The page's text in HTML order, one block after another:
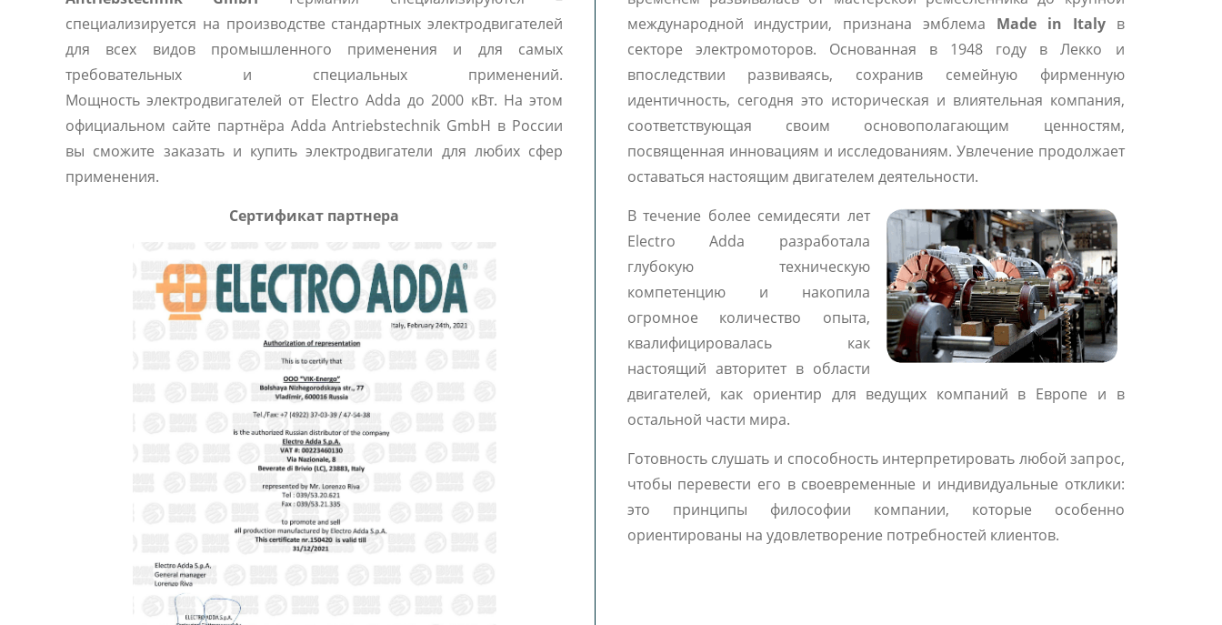
специализируется на производстве стандартных электродвигателей
для всех видов промышленного применения и для самых
требовательных и специальных применений.
Мощность электродвигателей от Electro Adda до 2000 кВт. На этом
официальном сайте партнёра Adda Antriebstechnik GmbH в России
вы сможите заказать и купить электродвигатели для любих сфер
применения.
Сертификат партнера
международной индустрии, признана эмблема Made in Italyв
секторе электромоторов. Основанная в 1948 году в Лекко и
впоследствии развиваясь, сохранив семейную фирменную
идентичность, сегодня это историческая и влиятельная компания,
соответствующая своим основополагающим ценностям,
посвященная инновациям и исследованиям. Увлечение продолжает
оставаться настоящим двигателем деятельности.
В течение более семидесяти лет
Electro Adda разработала
глубокую техническую
компетенцию и накопила
огромное количество опыта,
квалифицировалась как
настоящий авторитет в области
двигателей, как ориентир для ведущих компаний в Европе и в
остальной части мира.
Готовность слушать и способность интерпретировать любой запрос,
чтобы перевести его в своевременные и индивидуальные отклики:
это принципы философии компании, которые особенно
ориентированы на удовлетворение потребностей клиентов.